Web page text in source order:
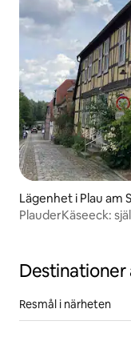
Lägenhet i Plau am
PlauderKäseeck:
Resmål i närheten